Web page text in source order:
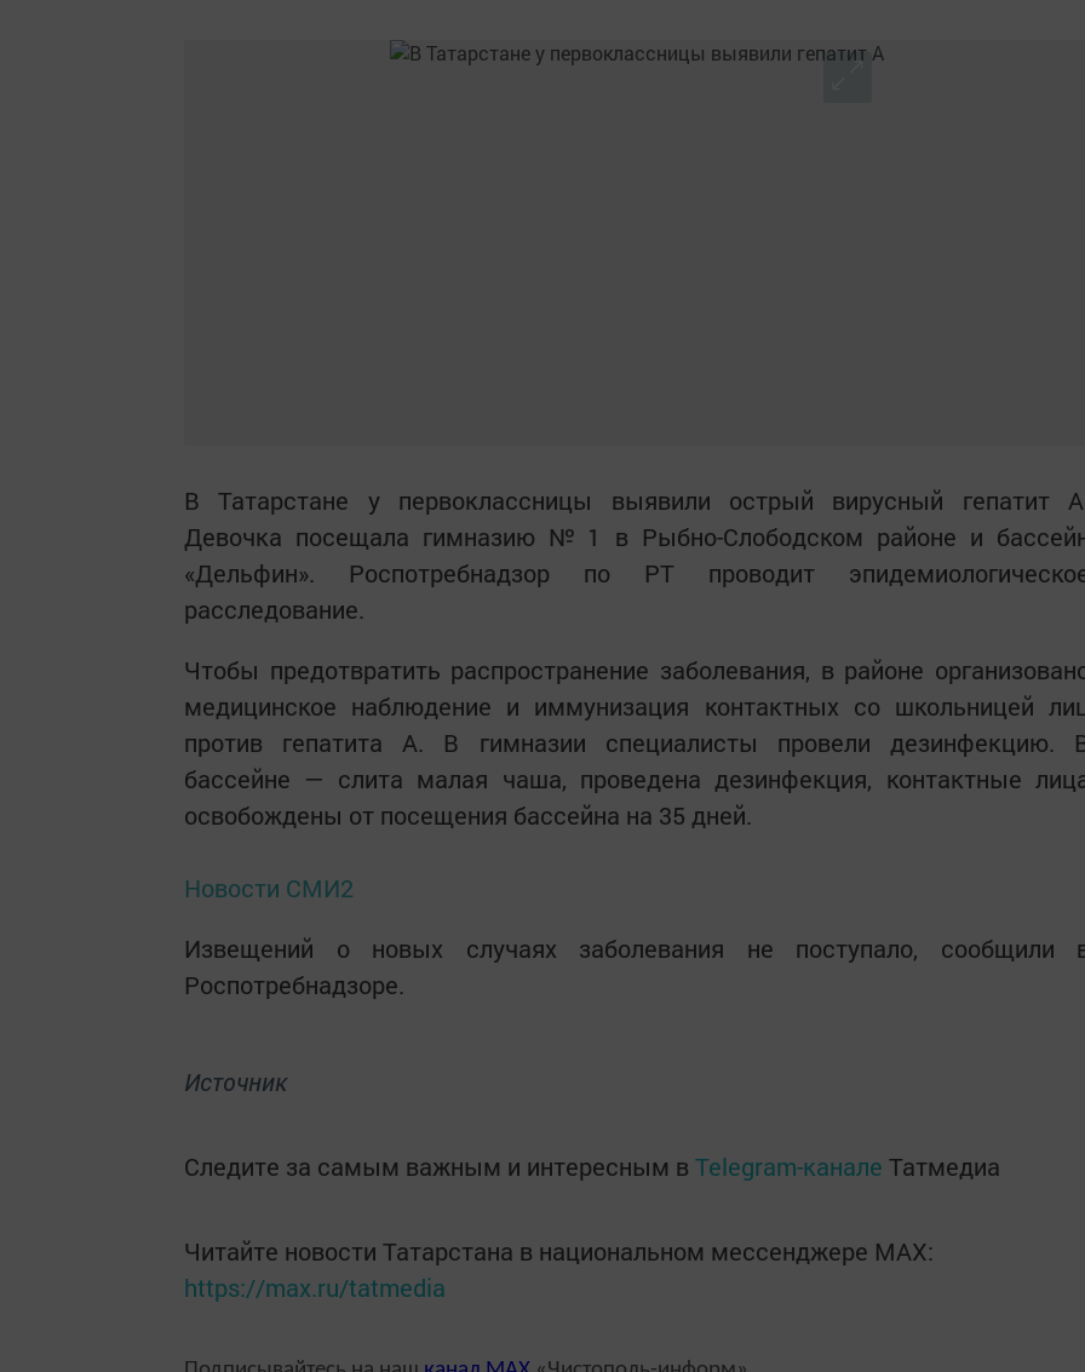
В Татарстане у первоклассницы выявили острый вирусный гепатит
Девочка посещала гимназию № 1 в Рыбно-Слободском районе и
«Дельфин». Роспотребнадзор по РТ проводит
расследование.
Чтобы предотвратить распространение заболевания, в районе
медицинское наблюдение и иммунизация контактных со школьницей
против гепатита А. В гимназии специалисты провели дезинфекцию.
бассейне — слита малая чаша, проведена дезинфекция, контактные
освобождены от посещения бассейна на 35 дней.
Новости СМИ2
Извещений о новых случаях заболевания не поступало, сообщили
Роспотребнадзоре.
Источник
Следите за самым важным и интересным в Telegram-канале Татмедиа
Читайте новости Татарстана в национальном мессенджере MАХ:
https://max.ru/tatmedia